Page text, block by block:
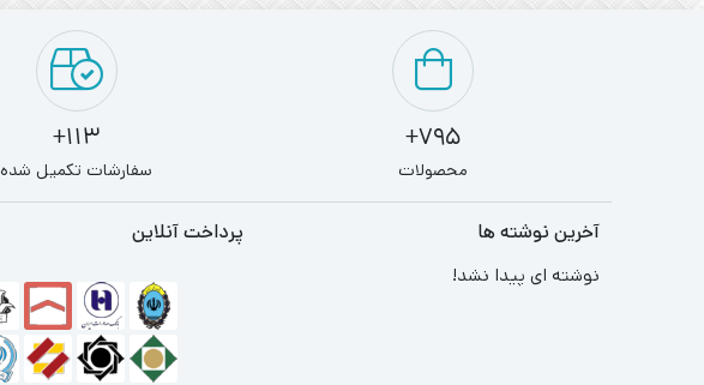
795+
محصولات
113+
سفارشات تکمیل شده
آخرین نوشته ها
نوشته ای پیدا نشد!
پرداخت آنلاین